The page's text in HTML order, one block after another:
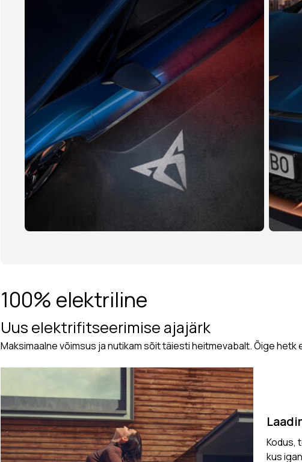
100% elektriline
Uus elektrifitseerimise ajajärk
Maksimaalne võimsus ja nutikam sõit täiesti heitmevabalt. Õige hetk
Kodus,
kus